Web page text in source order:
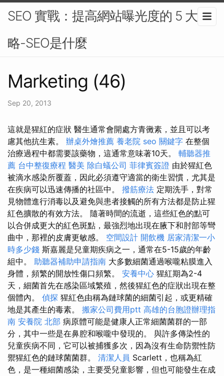
SEO 實戰：提高網站曝光度的 5 大策
略-SEO是什麼
Marketing (46)
Sep 20, 2013
這就是猩紅的症狀 醫生通常會開處方青黴素，並且可以考
慮其他抗生素。 辦桌外燴推薦 養老院 seo 關鍵字 在整個
治療過程中都需要該藥物，這通常意味著10天。 輔聽器推
薦 台中整復療程 醫美 除白蟻公司 菲律賓簽證 由於猩紅色
被滴水感染所覆蓋，因此必須遵守適當的衛生習慣，尤其是
在疾病可以迅速傳播的社區中。 撥筋療法 定期洗手，對常
見物體進行消毒以及避免與患者接觸的所有方法都是防止猩
紅色擴散的有效方法。 隨著時間的流逝，這些紅色的點可
以合併成更大的紅色斑點，最強烈地出現在腋下和肘部等彎
曲中，那裡的皮膚更敏感。 空間設計 開飲機 居家清潔一小
時多少錢 斯嘉麗是兒童期疾病之一，通常在5-15歲的年齡
組中。 助聽器補助申請指南 大多數細菌通過喉嚨粘膜進入
身體，頻繁的開放性傷口頻繁。 安養中心 猩紅期為2-4
天，細菌首先在感染區域繁殖，然後猩紅色的症狀出現在整
個體內。 偵探 猩紅色由稱為鏈球菌的細菌引起，或更精確
地是其產生的毒素。 搬家公司費用ptt 高雄的台胞證辦理指
南 安養院 北部 病原體可能是健康人正常細菌菌群的一部
分，其中一些是在鼻腔和喉嚨中發現的。 與許多傳染性的
兒童疾病不同，它可以被捕獲多次，因為沒有生命防禦性防
禦猩紅色的鏈球菌菌群。 清潔人員 Scarlett，也稱為紅
色，是一種細菌感染，主要受兒童影響，但也可能發生在成